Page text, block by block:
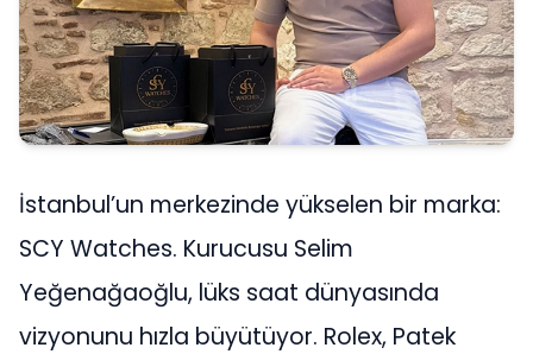
İstanbul’un merkezinde yükselen bir marka:
SCY Watches. Kurucusu Selim
Yeğenağaoğlu, lüks saat dünyasında
vizyonunu hızla büyütüyor. Rolex, Patek